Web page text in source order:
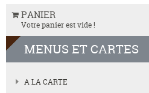
PANIER
Votre panier est vide !
MENUS ET CARTES
A LA CARTE